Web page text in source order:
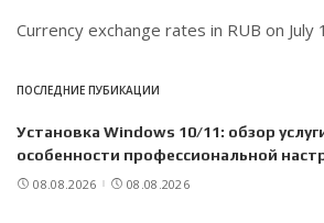
Currency exchange rates in RUB on July
ПОСЛЕДНИЕ ПУБИКАЦИИ
Установка Windows 10/11: обзор
особенности профессиональной
08.08.2026 08.08.2026